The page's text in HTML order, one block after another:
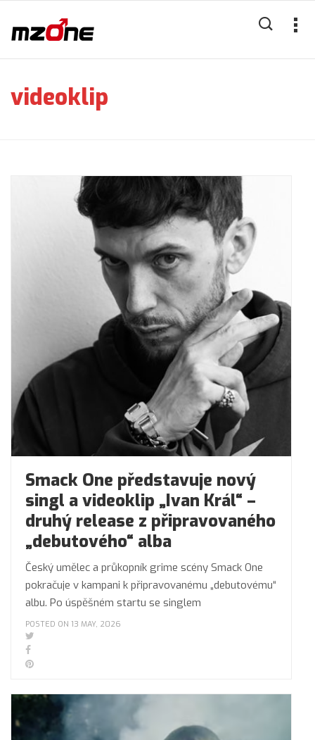
videoklip
Smack One představuje nový
singl a videoklip „Ivan Král“ –
druhý release z připravovaného
„debutového“ alba
Český umělec a průkopník grime scény Smack One
pokračuje v kampani k připravovanému „debutovému“
albu. Po úspěšném startu se singlem
POSTED ON 13 MAY, 2026